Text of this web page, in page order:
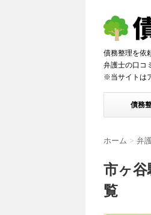
債務整理を依
弁護士の口
※当サイトは
債務
ホーム > 弁
市ヶ
覧